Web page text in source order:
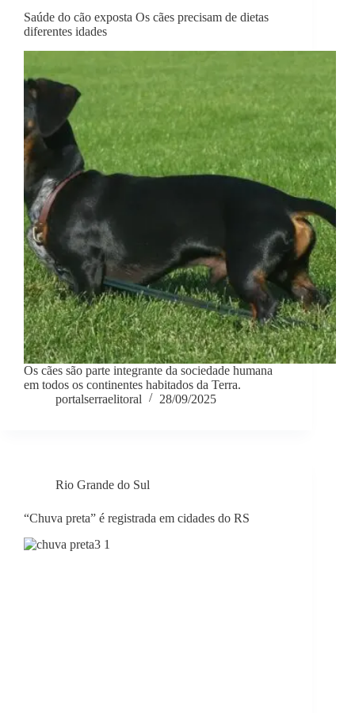
Saúde do cão exposta Os cães precisam de dietas
diferentes idades
Os cães são parte integrante da sociedade humana
em todos os continentes habitados da Terra.
portalserraelitoral
28/09/2025
Rio Grande do Sul
“Chuva preta” é registrada em cidades do RS